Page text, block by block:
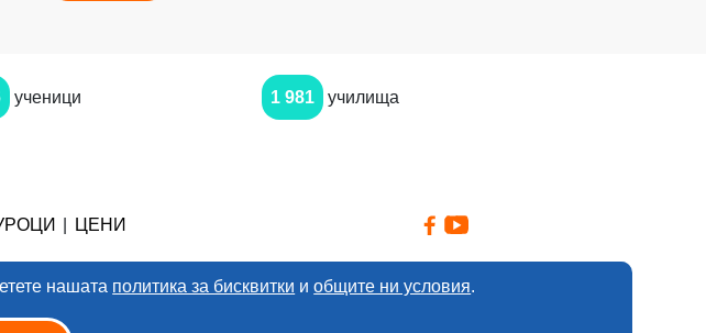
нашата политика за бисквитки иобщите ни условия.
ученици 1 981 училища
ЦЕНИ